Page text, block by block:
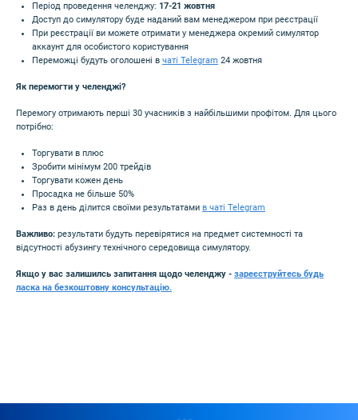
Період проведення челенджу: 17-21 жовтня
Доступ до симулятору буде наданий вам менеджером при реєстрації
При реєстрації ви можете отримати у менеджера окремий симулятор
аккаунт для особистого користування
Переможці будуть оголошені в чаті Telegram 24 жовтня
Як перемогти у челенджі?
Перемогу отримають перші 30 учасників з найбільшими профітом. Для цього
потрібно:
Торгувати в плюс
Зробити мінімум 200 трейдів
Торгувати кожен день
Просадка не більше 50%
Раз в день ділится своїми результатами в чаті Telegram
Важливо: результати будуть перевірятися на предмет системності та
відсутності абузингу технічного середовища симулятору.
Якщо у вас залишилсь запитання щодо челенджу - зареєструйтесь будь
ласка на безкоштовну консультацію.